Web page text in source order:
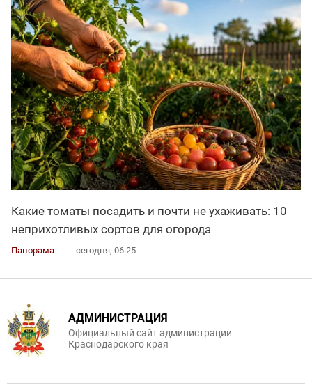
Какие томаты посадить и почти не ухаживать: 10
неприхотливых сортов для огорода
Панорама сегодня, 06:25
АДМИНИСТРАЦИЯ
Официальный сайт администрации
Краснодарского края